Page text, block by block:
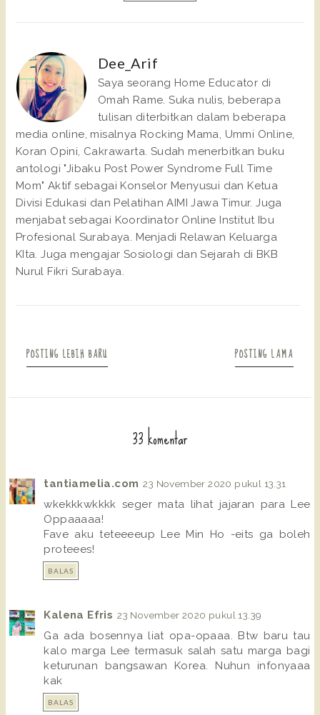
Dee_Arif
Saya seorang Home Educator di
Omah Rame. Suka nulis, beberapa
tulisan diterbitkan dalam beberapa
media online, misalnya Rocking Mama, Ummi Online,
Koran Opini, Cakrawarta. Sudah menerbitkan buku
antologi "Jibaku Post Power Syndrome Full Time
Mom" Aktif sebagai Konselor Menyusui dan Ketua
Divisi Edukasi dan Pelatihan AIMI Jawa Timur. Juga
menjabat sebagai Koordinator Online Institut Ibu
Profesional Surabaya. Menjadi Relawan Keluarga
KIta. Juga mengajar Sosiologi dan Sejarah di BKB
Nurul Fikri Surabaya.
POSTING LEBIH BARU POSTING LAMA
33 komentar
tantiamelia.com 23 November 2020 pukul 13.31
wkekkkwkkkk seger mata lihat jajaran para Lee
Oppaaaaa!
Fave aku teteeeeup Lee Min Ho -eits ga boleh
proteees!
BALAS
Kalena Efris 23 November 2020 pukul 13.39
Ga ada bosennya liat opa-opaaa. Btw baru tau
kalo marga Lee termasuk salah satu marga bagi
keturunan bangsawan Korea. Nuhun infonyaaa
kak
BALAS